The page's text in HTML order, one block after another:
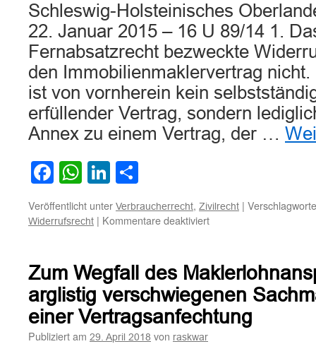
Schleswig-Holsteinisches
22. Januar 2015 – 16 U 89/14 1.
Fernabsatzrecht bezweckte
den Immobilienmaklervertrag
ist von vornherein kein
erfüllender Vertrag, sondern
Annex zu einem Vertrag, der …
Facebook
WhatsApp
LinkedIn
Veröffentlicht unter Verbraucherrecht, Zivilrecht |
Widerrufsrecht | Kommentare deaktiviertfür
bei
online
geschlossenem
Maklervertrag
Zum Wegfall des
arglistig verschwiegenen
einer Vertragsanfechtung
Publiziert am 29. April 2018 von raskwar